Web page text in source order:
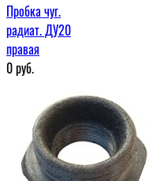
Пробка чуг.
радиат. ДУ20
правая
0руб.